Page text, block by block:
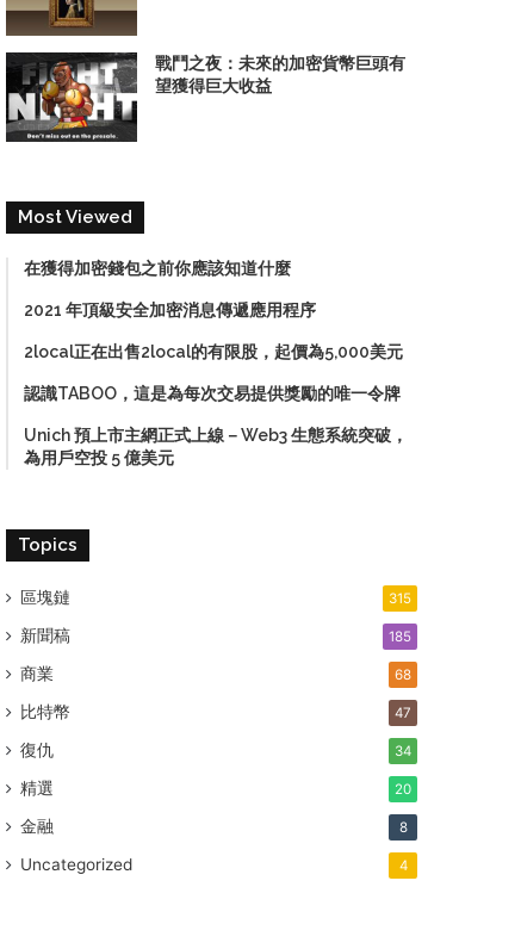
戰鬥之夜：未來的加密貨幣巨頭有
望獲得巨大收益
Most Viewed
在獲得加密錢包之前你應該知道什麼
2021 年頂級安全加密消息傳遞應用程序
2local正在出售2local的有限股，起價為5,000美元
認識TABOO，這是為每次交易提供獎勵的唯一令牌
Unich 預上市主網正式上線－Web3 生態系統突破，
為用戶空投 5 億美元
Topics
區塊鏈 315
新聞稿 185
商業 68
比特幣 47
復仇 34
精選 20
金融 8
Uncategorized 4